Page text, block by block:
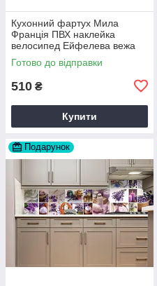
Кухонний фартух Мила
Франція ПВХ наклейка
велосипед Ейфелева вежа
Бежевий 60х200 см Happy
Pocket Z180806
Готово до відправки
510 ₴
Купити
Подарунок